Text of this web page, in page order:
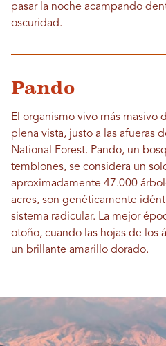
pasar la noche acampando
oscuridad.
Pando
El organismo vivo más masivo
plena vista, justo a las afueras
National Forest. Pando, un
temblones, se considera un
aproximadamente 47.000
acres, son genéticamente
sistema radicular. La mejor
otoño, cuando las hojas de los
un brillante amarillo dorado.